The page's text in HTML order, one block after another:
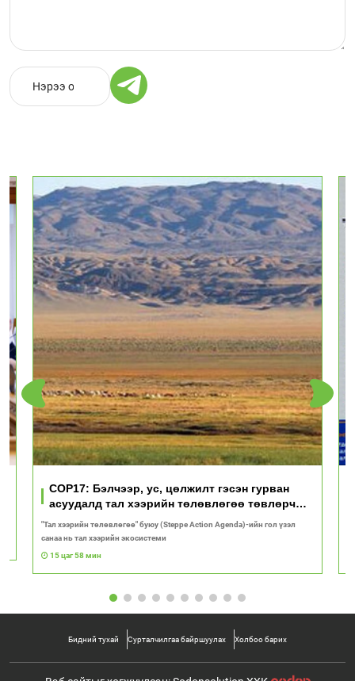
COP17: Бэлчээр, ус, цөлжилт гэсэн гурван
асуудалд тал хээрийн төлөвлөгөө төвлөрч
байна
"Тал хээрийн төлөвлөгөө" буюу (Steppe Action Agenda)-ийн гол үзэл
санаа нь тал хээрийн экосистеми
15 цаг 58 мин
Бидний тухай Сурталчилгаа байршуулах Холбоо барих